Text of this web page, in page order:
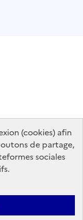
(cookies) afin
de partage,
sociales
info.gouv.fr
conforme
Politique